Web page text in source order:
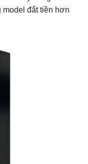
đắt tiền hơn